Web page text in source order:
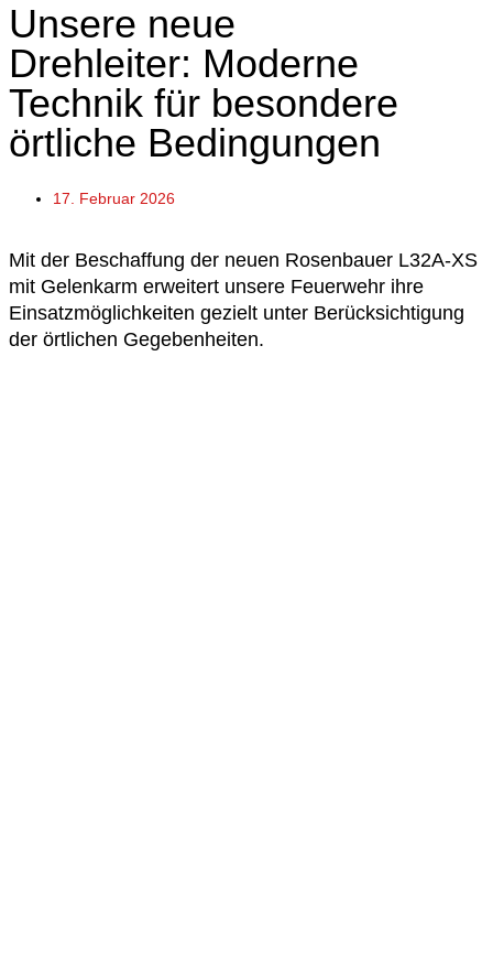
Unsere neue
Drehleiter: Moderne
Technik für besondere
örtliche Bedingungen
17. Februar 2026
Mit der Beschaffung der neuen Rosenbauer L32A-XS
mit Gelenkarm erweitert unsere Feuerwehr ihre
Einsatzmöglichkeiten gezielt unter Berücksichtigung
der örtlichen Gegebenheiten.